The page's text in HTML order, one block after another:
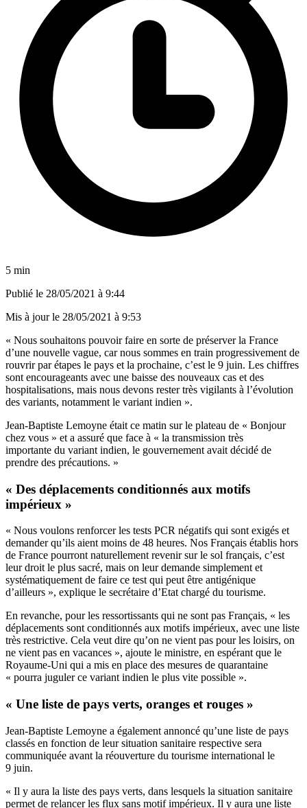
5 min
Publié le 28/05/2021 à 9:44
Mis à jour le 28/05/2021 à 9:53
« Nous souhaitons pouvoir faire en sorte de préserver la France
d’une nouvelle vague, car nous sommes en train progressivement de
rouvrir par étapes le pays et la prochaine, c’est le 9 juin. Les chiffres
sont encourageants avec une baisse des nouveaux cas et des
hospitalisations, mais nous devons rester très vigilants à l’évolution
des variants, notamment le variant indien ».
Jean-Baptiste Lemoyne était ce matin sur le plateau de « Bonjour
chez vous » et a assuré que face à « la transmission très
importante du variant indien, le gouvernement avait décidé de
prendre des précautions. »
« Des déplacements conditionnés aux motifs
impérieux »
« Nous voulons renforcer les tests PCR négatifs qui sont exigés et
demander qu’ils aient moins de 48 heures. Nos Français établis hors
de France pourront naturellement revenir sur le sol français, c’est
leur droit le plus sacré, mais on leur demande simplement et
systématiquement de faire ce test qui peut être antigénique
d’ailleurs », explique le secrétaire d’Etat chargé du tourisme.
En revanche, pour les ressortissants qui ne sont pas Français, « les
déplacements sont conditionnés aux motifs impérieux, avec une liste
très restrictive. Cela veut dire qu’on ne vient pas pour les loisirs, on
ne vient pas en vacances », ajoute le ministre, en espérant que le
Royaume-Uni qui a mis en place des mesures de quarantaine
« pourra juguler ce variant indien le plus vite possible ».
« Une liste de pays verts, oranges et rouges »
Jean-Baptiste Lemoyne a également annoncé qu’une liste de pays
classés en fonction de leur situation sanitaire respective sera
communiquée avant la réouverture du tourisme international le
9 juin.
« Il y aura la liste des pays verts, dans lesquels la situation sanitaire
permet de relancer les flux sans motif impérieux. Il y aura une liste